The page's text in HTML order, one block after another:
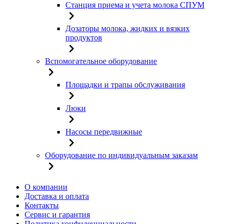
Станция приема и учета молока СПУМ
Дозаторы молока, жидких и вязких
продуктов
Вспомогательное оборудование
Площадки и трапы обслуживания
Люки
Насосы передвижные
Оборудование по индивидуальным заказам
О компании
Доставка и оплата
Контакты
Сервис и гарантия